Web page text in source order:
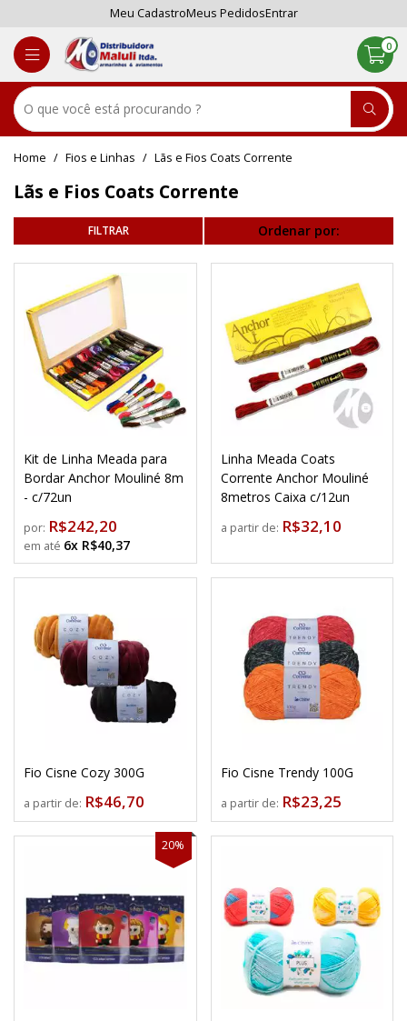
Meu CadastroMeus PedidosEntrar
0
Fios e Linhas Lãs e Fios Coats Corrente
Lãs e Fios Coats Corrente
Ordenar por:
Kit de Linha Meada para
Bordar Anchor Mouliné 8m
- c/72un
por: R$242,20
6x R$40,37
Linha Meada Coats
Corrente Anchor Mouliné
8metros Caixa c/12un
a partir de: R$32,10
Fio Cisne Cozy 300G
a partir de: R$46,70
Fio Cisne Trendy 100G
a partir de: R$23,25
20%